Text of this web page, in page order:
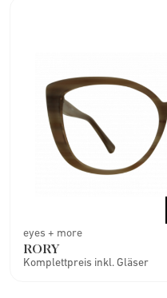
eyes + more
RORY
Komplettpreis inkl. Gläser